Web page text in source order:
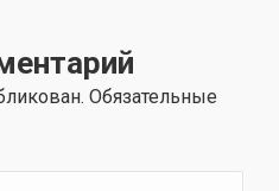
Обязательные